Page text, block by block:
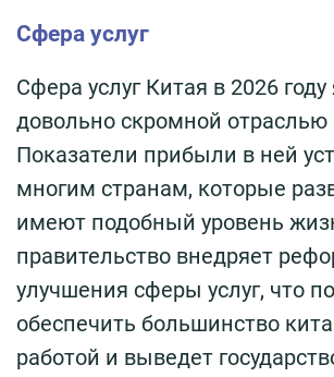
Сфера услуг
Сфера услуг Китая в 2026 году
довольно скромной
Показатели прибыли в ней
многим странам, которые
имеют подобный уровень
правительство внедряет
улучшения сферы услуг, что
обеспечить большинство
работой и выведет